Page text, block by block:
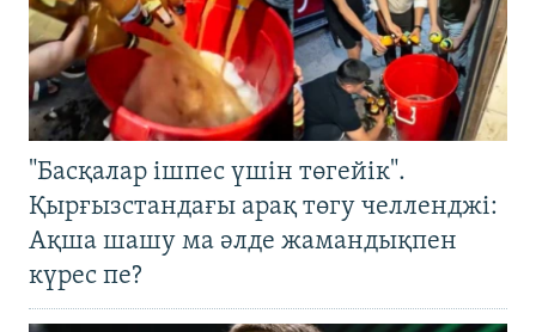
"Басқалар ішпес үшін төгейік".
Қырғызстандағы арақ төгу челленджі:
Ақша шашу ма әлде жамандықпен
күрес пе?